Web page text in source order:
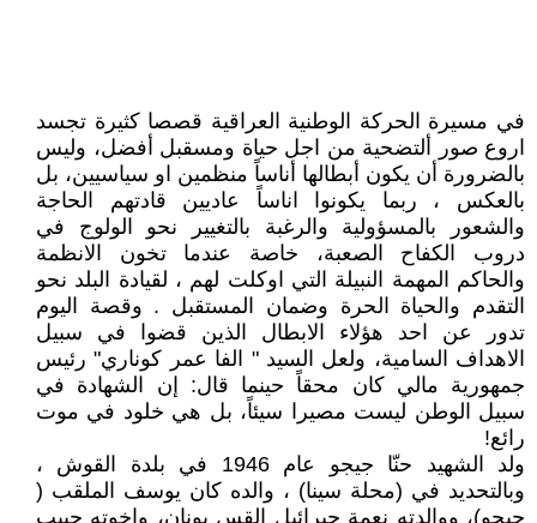
في مسيرة الحركة الوطنية العراقية قصصا كثيرة تجسد
اروع صور ألتضحية من اجل حياة ومسقبل أفضل، وليس
بالضرورة أن يكون أبطالها أناساً منظمين او سياسيين، بل
بالعكس ، ربما يكونوا اناساً عاديين قادتهم الحاجة
والشعور بالمسؤولية والرغبة بالتغيير نحو الولوج في
دروب الكفاح الصعبة، خاصة عندما تخون الانظمة
والحاكم المهمة النبيلة التي اوكلت لهم ، لقيادة البلد نحو
التقدم والحياة الحرة وضمان المستقبل . وقصة اليوم
تدور عن احد هؤلاء الابطال الذين قضوا في سبيل
الاهداف السامية، ولعل السيد " الفا عمر كوناري" رئيس
جمهورية مالي كان محقاً حينما قال: إن الشهادة في
سبيل الوطن ليست مصيرا سيئاً، بل هي خلود في موت
رائع!
ولد الشهيد حنّا جيجو عام 1946 في بلدة القوش ،
وبالتحديد في (محلة سينا) ، والده كان يوسف الملقب (
جيجو)، ووالدته نعمة جبرائيل القس يونان، واخوته حبيب